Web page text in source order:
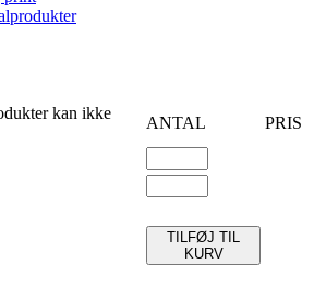
kan ikke
ANTAL PRIS
TILFØJ TIL
KURV